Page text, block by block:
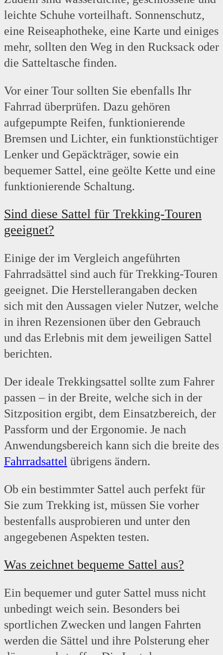
leichte Schuhe vorteilhaft. Sonnenschutz,
eine Reiseaphotheke, eine Karte und einiges
mehr, sollten den Weg in den Rucksack oder
die Satteltasche finden.
Vor einer Tour sollten Sie ebenfalls Ihr
Fahrrad überprüfen. Dazu gehören
aufgepumpte Reifen, funktionierende
Bremsen und Lichter, ein funktionstüchtiger
Lenker und Gepäckträger, sowie ein
bequemer Sattel, eine geölte Kette und eine
funktionierende Schaltung.
Sind diese Sattel für Trekking-Touren
geeignet?
Einige der im Vergleich angeführten
Fahrradsättel sind auch für Trekking-Touren
geeignet. Die Herstellerangaben decken
sich mit den Aussagen vieler Nutzer, welche
in ihren Rezensionen über den Gebrauch
und das Erlebnis mit dem jeweiligen Sattel
berichten.
Der ideale Trekkingsattel sollte zum Fahrer
passen – in der Breite, welche sich in der
Sitzposition ergibt, dem Einsatzbereich, der
Passform und der Ergonomie. Je nach
Anwendungsbereich kann sich die breite des
Fahrradsattel übrigens ändern.
Ob ein bestimmter Sattel auch perfekt für
Sie zum Trekking ist, müssen Sie vorher
bestenfalls ausprobieren und unter den
angegebenen Aspekten testen.
Was zeichnet bequeme Sattel aus?
Ein bequemer und guter Sattel muss nicht
unbedingt weich sein. Besonders bei
sportlichen Zwecken und langen Fahrten
werden die Sättel und ihre Polsterung eher